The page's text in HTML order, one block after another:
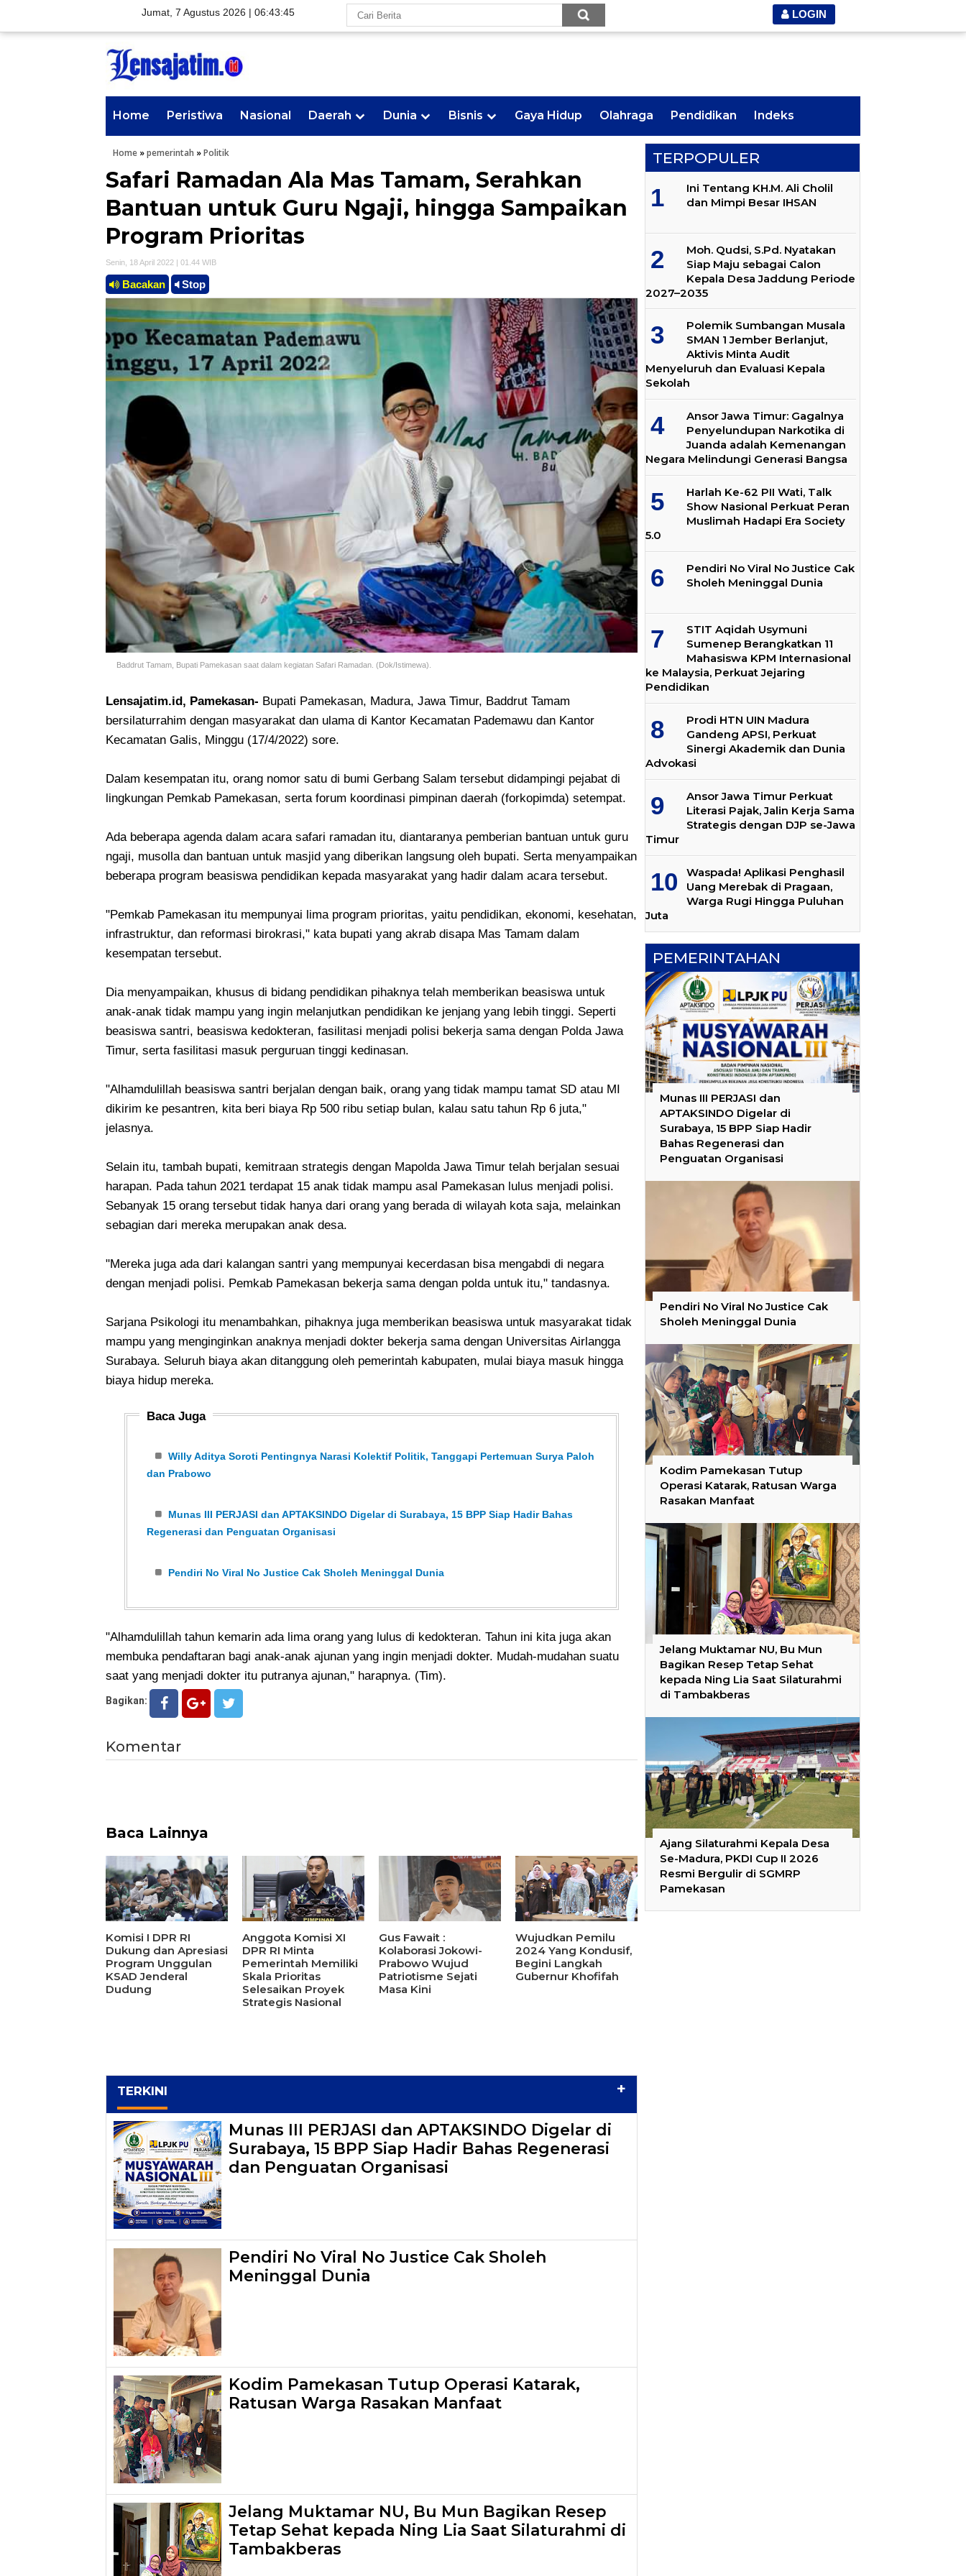
Jumat, 7 Agustus 2026 | 06:43:47 LOGIN
Home Peristiwa Nasional Daerah Dunia Bisnis Gaya Hidup Olahraga Pendidikan Indeks
Home »pemerintah »Politik
Safari Ramadan Ala Mas Tamam, Serahkan
Bantuan untuk Guru Ngaji, hingga Sampaikan
Program Prioritas
Senin, 18 April 2022 | 01.44 WIB
Bacakan Stop
Baddrut Tamam, Bupati Pamekasan saat dalam kegiatan Safari Ramadan. (Dok/Istimewa).
Lensajatim.id, Pamekasan- Bupati Pamekasan, Madura, Jawa Timur, Baddrut Tamam
bersilaturrahim dengan masyarakat dan ulama di Kantor Kecamatan Pademawu dan Kantor
Kecamatan Galis, Minggu (17/4/2022) sore.
Dalam kesempatan itu, orang nomor satu di bumi Gerbang Salam tersebut didampingi pejabat di
lingkungan Pemkab Pamekasan, serta forum koordinasi pimpinan daerah (forkopimda) setempat.
Ada beberapa agenda dalam acara safari ramadan itu, diantaranya pemberian bantuan untuk guru
ngaji, musolla dan bantuan untuk masjid yang diberikan langsung oleh bupati. Serta menyampaikan
beberapa program beasiswa pendidikan kepada masyarakat yang hadir dalam acara tersebut.
"Pemkab Pamekasan itu mempunyai lima program prioritas, yaitu pendidikan, ekonomi, kesehatan,
infrastruktur, dan reformasi birokrasi," kata bupati yang akrab disapa Mas Tamam dalam
kesempatan tersebut.
Dia menyampaikan, khusus di bidang pendidikan pihaknya telah memberikan beasiswa untuk
anak-anak tidak mampu yang ingin melanjutkan pendidikan ke jenjang yang lebih tinggi. Seperti
beasiswa santri, beasiswa kedokteran, fasilitasi menjadi polisi bekerja sama dengan Polda Jawa
Timur, serta fasilitasi masuk perguruan tinggi kedinasan.
"Alhamdulillah beasiswa santri berjalan dengan baik, orang yang tidak mampu tamat SD atau MI
dikirim ke pesantren, kita beri biaya Rp 500 ribu setiap bulan, kalau satu tahun Rp 6 juta,"
jelasnya.
Selain itu, tambah bupati, kemitraan strategis dengan Mapolda Jawa Timur telah berjalan sesuai
harapan. Pada tahun 2021 terdapat 15 anak tidak mampu asal Pamekasan lulus menjadi polisi.
Sebanyak 15 orang tersebut tidak hanya dari orang yang berada di wilayah kota saja, melainkan
sebagian dari mereka merupakan anak desa.
"Mereka juga ada dari kalangan santri yang mempunyai kecerdasan bisa mengabdi di negara
dengan menjadi polisi. Pemkab Pamekasan bekerja sama dengan polda untuk itu," tandasnya.
Sarjana Psikologi itu menambahkan, pihaknya juga memberikan beasiswa untuk masyarakat tidak
mampu yang menginginkan anaknya menjadi dokter bekerja sama dengan Universitas Airlangga
Surabaya. Seluruh biaya akan ditanggung oleh pemerintah kabupaten, mulai biaya masuk hingga
biaya hidup mereka.
Baca Juga
Willy Aditya Soroti Pentingnya Narasi Kolektif Politik, Tanggapi Pertemuan Surya Paloh
dan Prabowo
Munas III PERJASI dan APTAKSINDO Digelar di Surabaya, 15 BPP Siap Hadir Bahas
Regenerasi dan Penguatan Organisasi
Pendiri No Viral No Justice Cak Sholeh Meninggal Dunia
"Alhamdulillah tahun kemarin ada lima orang yang lulus di kedokteran. Tahun ini kita juga akan
membuka pendaftaran bagi anak-anak ajunan yang ingin menjadi dokter. Mudah-mudahan suatu
saat yang menjadi dokter itu putranya ajunan," harapnya. (Tim).
Bagikan:
Komentar
Baca Lainnya
Komisi I DPR RI
Dukung dan Apresiasi
Program Unggulan
KSAD Jenderal
Dudung
Anggota Komisi XI
DPR RI Minta
Pemerintah Memiliki
Skala Prioritas
Selesaikan Proyek
Strategis Nasional
Gus Fawait :
Kolaborasi Jokowi-
Prabowo Wujud
Patriotisme Sejati
Masa Kini
Wujudkan Pemilu
2024 Yang Kondusif,
Begini Langkah
Gubernur Khofifah
TERKINI +
Munas III PERJASI dan APTAKSINDO Digelar di
Surabaya, 15 BPP Siap Hadir Bahas Regenerasi
dan Penguatan Organisasi
Pendiri No Viral No Justice Cak Sholeh
Meninggal Dunia
Kodim Pamekasan Tutup Operasi Katarak,
Ratusan Warga Rasakan Manfaat
Jelang Muktamar NU, Bu Mun Bagikan Resep
Tetap Sehat kepada Ning Lia Saat Silaturahmi di
Tambakberas
TERPOPULER
Ini Tentang KH.M. Ali Cholil
dan Mimpi Besar IHSAN
Moh. Qudsi, S.Pd. Nyatakan
Siap Maju sebagai Calon
Kepala Desa Jaddung Periode
2027–2035
Polemik Sumbangan Musala
SMAN 1 Jember Berlanjut,
Aktivis Minta Audit
Menyeluruh dan Evaluasi Kepala
Sekolah
Ansor Jawa Timur: Gagalnya
Penyelundupan Narkotika di
Juanda adalah Kemenangan
Negara Melindungi Generasi Bangsa
Harlah Ke-62 PII Wati, Talk
Show Nasional Perkuat Peran
Muslimah Hadapi Era Society
5.0
Pendiri No Viral No Justice Cak
Sholeh Meninggal Dunia
STIT Aqidah Usymuni
Sumenep Berangkatkan 11
Mahasiswa KPM Internasional
ke Malaysia, Perkuat Jejaring
Pendidikan
Prodi HTN UIN Madura
Gandeng APSI, Perkuat
Sinergi Akademik dan Dunia
Advokasi
Ansor Jawa Timur Perkuat
Literasi Pajak, Jalin Kerja Sama
Strategis dengan DJP se-Jawa
Timur
Waspada! Aplikasi Penghasil
Uang Merebak di Pragaan,
Warga Rugi Hingga Puluhan
Juta
PEMERINTAHAN
Munas III PERJASI dan
APTAKSINDO Digelar di
Surabaya, 15 BPP Siap Hadir
Bahas Regenerasi dan
Penguatan Organisasi
Pendiri No Viral No Justice Cak
Sholeh Meninggal Dunia
Kodim Pamekasan Tutup
Operasi Katarak, Ratusan Warga
Rasakan Manfaat
Jelang Muktamar NU, Bu Mun
Bagikan Resep Tetap Sehat
kepada Ning Lia Saat Silaturahmi
di Tambakberas
Ajang Silaturahmi Kepala Desa
Se-Madura, PKDI Cup II 2026
Resmi Bergulir di SGMRP
Pamekasan